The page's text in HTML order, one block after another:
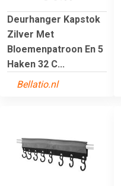
Deurhanger Kapstok
Zilver Met
Bloemenpatroon En 5
Haken 32 C...
Bellatio.nl